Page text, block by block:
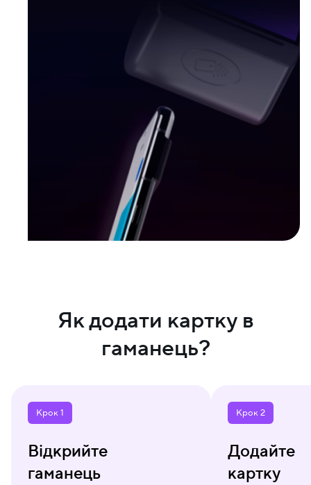
Як додати картку в
гаманець?
Крок 1
Відкрийте
гаманець
Крок 2
Додайте
картку